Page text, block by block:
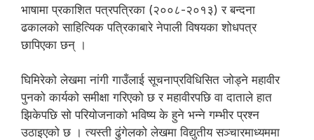
भाषामा प्रकाशित पत्रपत्रिका (२००८-२०१३) र बन्दना
ढकालको साहित्यिक पत्रिकाबारे नेपाली विषयका शोधपत्र
छापिएका छन् ।
घिमिरेको लेखमा नांगी गाउँलाई सूचनाप्रविधिसित जोड्ने महावीर
पुनको कार्यको समीक्षा गरिएको छ र महावीरपछि वा दाताले हात
झिकेपछि सो परियोजनाको भविष्य के हुने भन्ने गम्भीर प्रश्न
उठाइएको छ । त्यस्ती ढुंगेलको लेखमा विद्युतीय सञ्चारमाध्यममा